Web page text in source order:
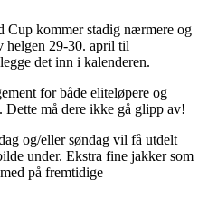
kommer stadig nærmere og
helgen 29-30. april til
det inn i kalenderen.
for både eliteløpere og
Dette må dere ikke gå glipp av!
og/eller søndag vil få utdelt
under. Ekstra fine jakker som
på fremtidige